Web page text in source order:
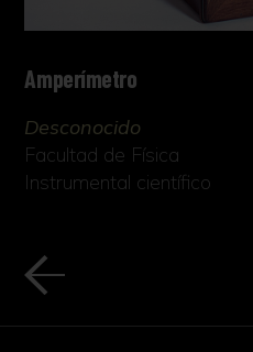
Amperímetro
Desconocido
Facultad de Física
Instrumental científico